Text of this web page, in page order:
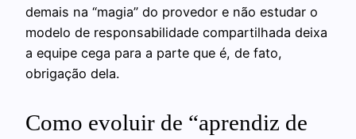
demais na “magia” do provedor e não estudar o
modelo de responsabilidade compartilhada deixa
a equipe cega para a parte que é, de fato,
obrigação dela.
Como evoluir de “aprendiz de